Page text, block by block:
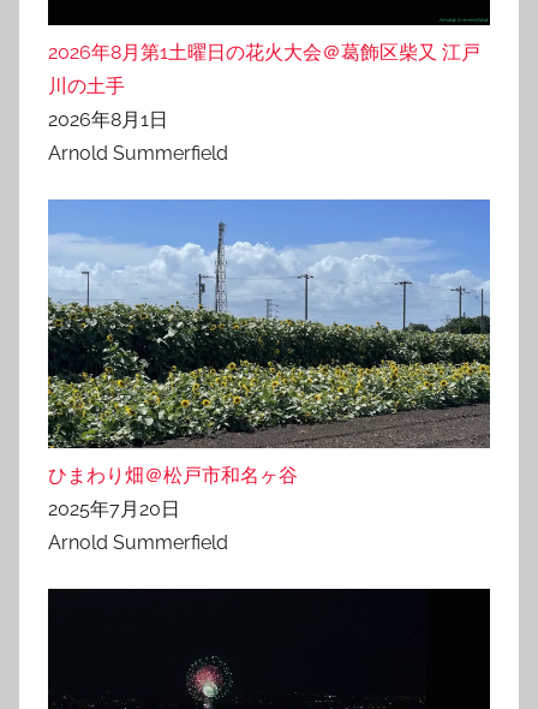
2026年8月第1土曜日の花火大会＠葛飾区柴又 江戸
川の土手
2026年8月1日
Arnold Summerfield
ひまわり畑＠松戸市和名ヶ谷
2025年7月20日
Arnold Summerfield